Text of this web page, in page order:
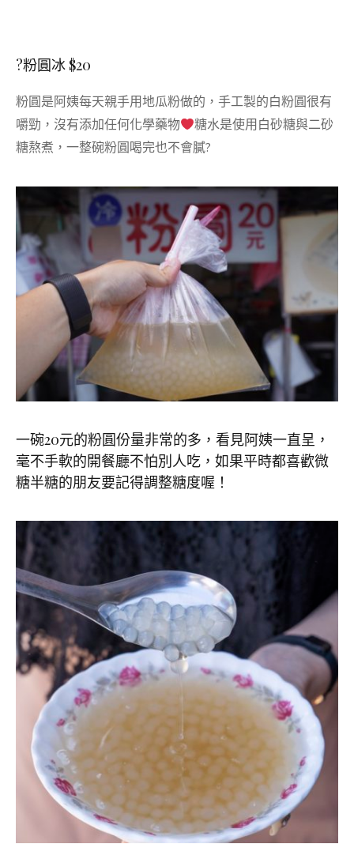
?粉圓冰 $20
粉圓是阿姨每天親手用地瓜粉做的，手工製的白粉圓很有
嚼勁，沒有添加任何化學藥物
糖水是使用白砂糖與二砂
糖熬煮，一整碗粉圓喝完也不會膩?
一碗20元的粉圓份量非常的多，看見阿姨一直呈，
毫不手軟的開餐廳不怕別人吃，如果平時都喜歡微
糖半糖的朋友要記得調整糖度喔！